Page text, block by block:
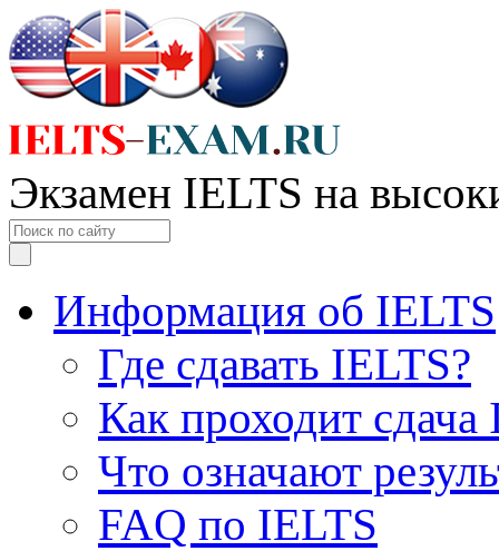
Экзамен IELTS на
Информация об IELTS
Где сдавать IELTS?
Как проходит сдача
Что означают
FAQ по IELTS